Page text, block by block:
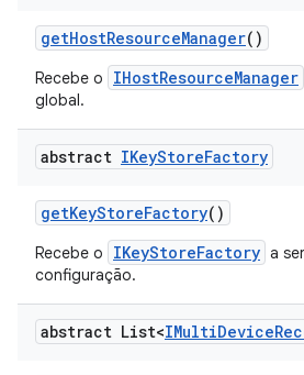
getHostResourceManager()
Recebe o IHostResourceManager
global.
abstract IKeyStoreFactory
getKeyStoreFactory()
Recebe o IKeyStoreFactory a
configuração.
abstract List<IMultiDevice